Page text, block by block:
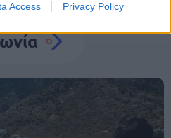
Access Privacy Policy